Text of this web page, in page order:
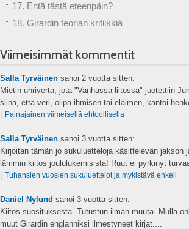
17. Entä tästä eteenpäin?
18. Girardin teorian kritiikkiä
Viimeisimmät kommentit
Salla Tyrväinen sanoi 2 vuotta sitten:
Mietin uhriverta, jota "Vanhassa liitossa" juotettiin
siinä, että veri, olipa ihmisen tai eläimen, kantoi
Painajainen viimeisellä ehtoollisella
Salla Tyrväinen sanoi 3 vuotta sitten:
Kirjoitan tämän jo sukuluetteloja käsittelevän jakson
lämmin kiitos joululukemisista! Ruut ei pyrkinyt
Tuhansien vuosien sukuluettelot ja mykistävä enkeli
Daniel Nylund sanoi 3 vuotta sitten:
Kiitos suosituksesta. Tutustun ilman muuta. Mulla
muut Girardin englanniksi ilmestyneet kirjat....